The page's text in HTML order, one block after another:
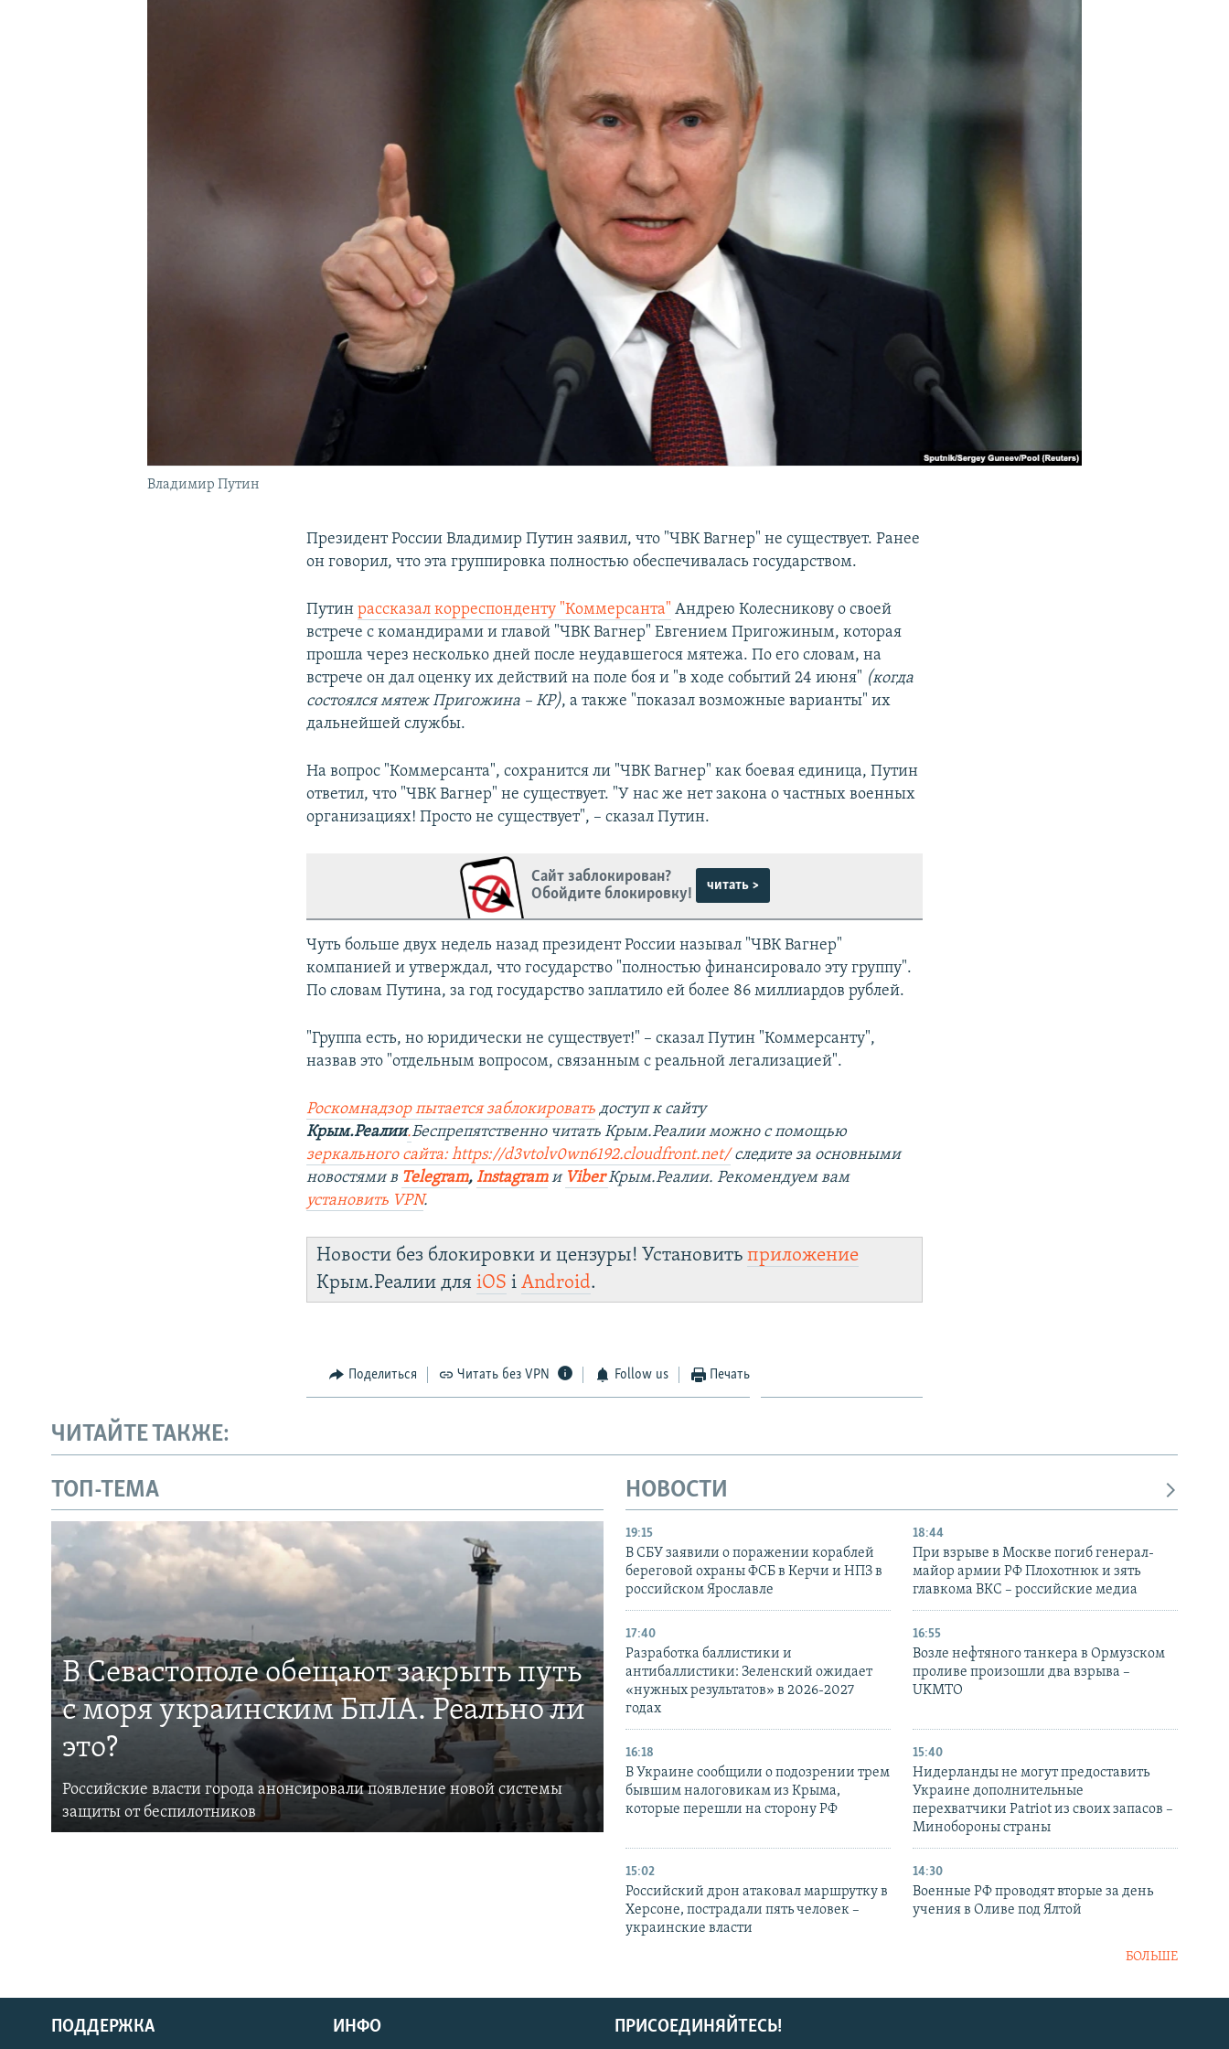
Владимир Путин
Президент России Владимир Путин заявил, что "ЧВК Вагнер" не существует. Ранее
он говорил, что эта группировка полностью обеспечивалась государством.
Путинрассказал корреспонденту "Коммерсанта" Андрею Колесникову о своей
встрече с командирами и главой "ЧВК Вагнер" Евгением Пригожиным, которая
прошла через несколько дней после неудавшегося мятежа. По его словам, на
встрече он дал оценку их действий на поле боя и "в ходе событий 24 июня" (когда
состоялся мятеж Пригожина – КР), а также "показал возможные варианты" их
дальнейшей службы.
На вопрос "Коммерсанта", сохранится ли "ЧВК Вагнер" как боевая единица, Путин
ответил, что "ЧВК Вагнер" не существует. "У нас же нет закона о частных военных
организациях! Просто не существует", – сказал Путин.
Сайт заблокирован?
Обойдите блокировку!
читать >
Чуть больше двух недель назад президент России называл "ЧВК Вагнер"
компанией и утверждал, что государство "полностью финансировало эту группу".
По словам Путина, за год государство заплатило ей более 86 миллиардов рублей.
"Группа есть, но юридически не существует!" – сказал Путин "Коммерсанту",
назвав это "отдельным вопросом, связанным с реальной легализацией".
Роскомнадзор пытается заблокировать доступ к сайту
Крым.Реалии.Беспрепятственно читать Крым.Реалии можно с помощью
зеркального сайта: https://d3vtolv0wn6192.cloudfront.net/следите за основными
новостями в Telegram,Instagramи Viber Крым.Реалии. Рекомендуем вам
установить VPN.
Новости без блокировки и цензуры! Установитьприложение
Крым.Реалии дляiOS іAndroid.
Поделиться Читать без VPN Follow us Печать
ЧИТАЙТЕ ТАКЖЕ:
ТОП-ТЕМА
В Севастополе обещают закрыть путь
с моря украинским БпЛА. Реально ли
это?
Российские власти города анонсировали появление новой системы
защиты от беспилотников
НОВОСТИ
19:15
В СБУ заявили о поражении кораблей
береговой охраны ФСБ в Керчи и НПЗ в
российском Ярославле
18:44
При взрыве в Москве погиб генерал-
майор армии РФ Плохотнюк и зять
главкома ВКС – российские медиа
17:40
Разработка баллистики и
антибаллистики: Зеленский ожидает
«нужных результатов» в 2026-2027
годах
16:55
Возле нефтяного танкера в Ормузском
проливе произошли два взрыва –
UKMTO
16:18
В Украине сообщили о подозрении трем
бывшим налоговикам из Крыма,
которые перешли на сторону РФ
15:40
Нидерланды не могут предоставить
Украине дополнительные
перехватчики Patriot из своих запасов –
Минобороны страны
15:02
Российский дрон атаковал маршрутку в
Херсоне, пострадали пять человек –
украинские власти
14:30
Военные РФ проводят вторые за день
учения в Оливе под Ялтой
БОЛЬШЕ
ПРИСОЕДИНЯЙТЕСЬ!
ПОДДЕРЖКА ИНФО